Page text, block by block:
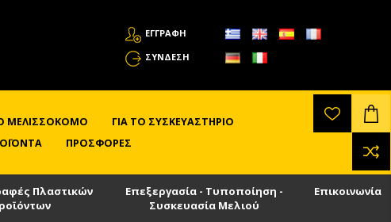
ΕΓΓΡΑΦΗ
ΣΎΝΔΕΣΗ
ΜΕΛΙΣΣΟΚΌΜΟ
ΓΙΑ ΤΟ ΣΥΣΚΕΥΑΣΤΉΡΙΟ
ΠΡΟΣΦΟΡΈΣ
Πλαστικών
Επεξεργασία - Τυποποίηση -
Συσκευασία Μελιού
Επικοινωνία